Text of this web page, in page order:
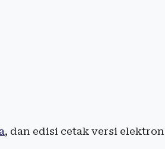
, dan edisi cetak versi